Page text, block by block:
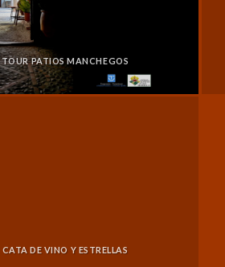
TOUR PATIOS MANCHEGOS
CATA DE VINO Y ESTRELLAS